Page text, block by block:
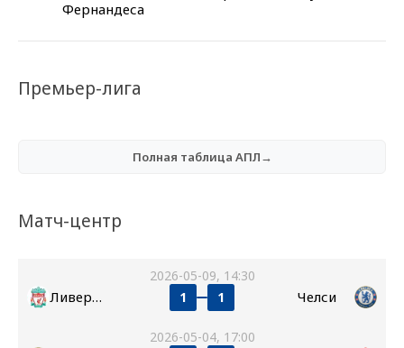
Фернандеса
Премьер-лига
Полная таблица АПЛ→
Матч-центр
2026-05-09, 14:30
Ливерпуль 1 1 Челси
2026-05-04, 17:00